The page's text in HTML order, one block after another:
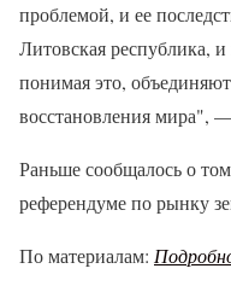
проблемой, и ее
Литовская республика,
понимая это,
восстановления мира",
Раньше сообщалось о
референдуме по рынку
По материалам: